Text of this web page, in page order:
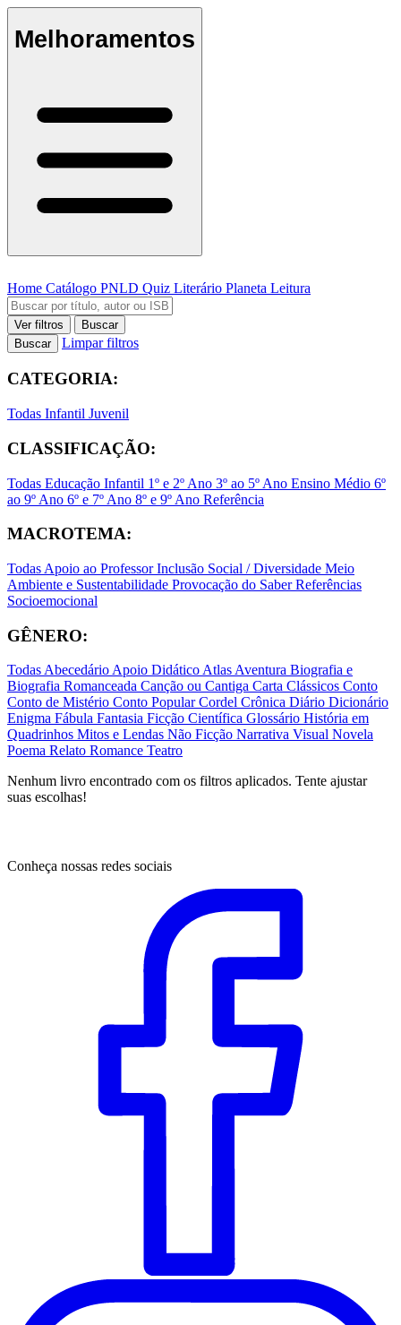
Melhoramentos
Home Catálogo PNLD Quiz Literário Planeta Leitura
Ver filtros
Buscar
Buscar
Limpar filtros
CATEGORIA:
Todas Infantil Juvenil
CLASSIFICAÇÃO:
Todas Educação Infantil 1º e 2º Ano 3º ao 5º Ano Ensino Médio 6º
ao 9º Ano 6º e 7º Ano 8º e 9º Ano Referência
MACROTEMA:
Todas Apoio ao ProfessorInclusão Social / Diversidade Meio
Ambiente e Sustentabilidade Provocação do SaberReferências
Socioemocional
GÊNERO:
TodasAbecedárioApoio DidáticoAtlasAventura Biografia e
Biografia Romanceada Canção ou Cantiga Carta Clássicos Conto
Conto de Mistério Conto PopularCordel Crônica Diário Dicionário
Enigma Fábula Fantasia Ficção Científica Glossário História em
Quadrinhos Mitos e Lendas Não Ficção Narrativa Visual Novela
Poema Relato Romance Teatro
Nenhum livro encontrado com os filtros aplicados. Tente ajustar
suas escolhas!
Conheça nossas redes sociais